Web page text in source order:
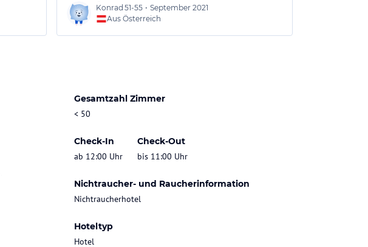
Konrad 51-55 • September 2021
Aus Österreich
Gesamtzahl Zimmer
< 50
Check-In
ab 12:00 Uhr
Check-Out
bis 11:00 Uhr
Nichtraucher- und Raucherinformation
Nichtraucherhotel
Hoteltyp
Hotel